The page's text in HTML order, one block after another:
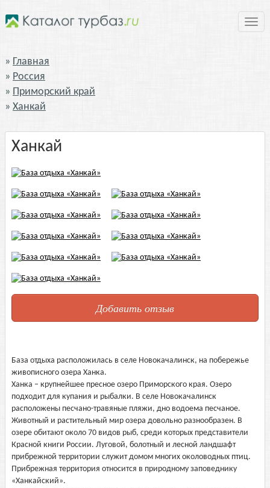
Главная
Россия
Приморский край
Ханкай
Ханкай
Добавить отзыв
База отдыха расположилась в селе Новокачалинск, на побережье
живописного озера Ханка.
Ханка – крупнейшее пресное озеро Приморского края. Озеро
подходит для купания и рыбалки. В селе Новокачалинск
расположены песчано-травяные пляжи, дно водоема песчаное.
Животный и растительный мир озера довольно разнообразен. В
озере обитают около 70 видов рыб, среди которых представители
Красной книги России. Луговой, болотный и лесной ландшафт
прибрежной территории служит домом многих околоводных птиц.
Прибрежная территория относится в природному заповеднику
«Ханкайский».